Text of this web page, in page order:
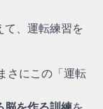
て、運転練習を
さにこの「運転